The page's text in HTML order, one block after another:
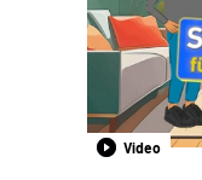
Video